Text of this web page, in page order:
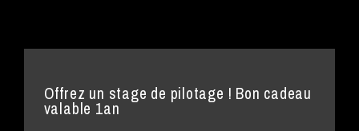
Offrez un stage de pilotage ! Bon cadeau
valable 1an